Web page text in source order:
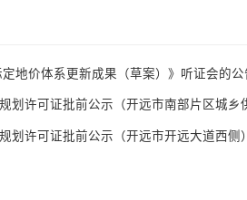
划许可证批前公示（开远市开远大道西侧）